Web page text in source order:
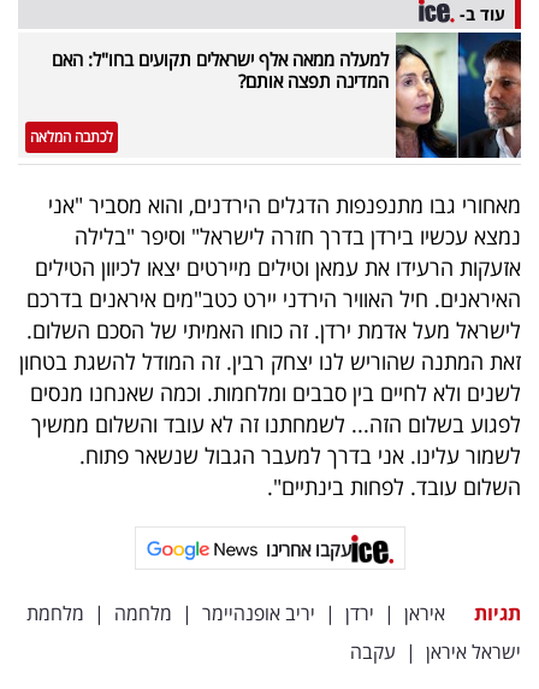
מייל
אדום
פרסמו
באייס
עקבו
אחרינו:
עוד ב-
למעלה ממאה אלף ישראלים תקועים בחו"ל: האם
המדינה תפצה אותם?
לכתבה המלאה
מאחורי גבו מתנפנפות הדגלים הירדנים, והוא מסביר "אני
נמצא עכשיו בירדן בדרך חזרה לישראל" וסיפר "בלילה
אזעקות הרעידו את עמאן וטילים מיירטים יצאו לכיוון הטילים
האיראנים. חיל האוויר הירדני יירט כטב"מים איראנים בדרכם
לישראל מעל אדמת ירדן. זה כוחו האמיתי של הסכם השלום.
זאת המתנה שהוריש לנו יצחק רבין. זה המודל להשגת בטחון
לשנים ולא לחיים בין סבבים ומלחמות. וכמה שאנחנו מנסים
לפגוע בשלום הזה... לשמחתנו זה לא עובד והשלום ממשיך
לשמור עלינו. אני בדרך למעבר הגבול שנשאר פתוח.
השלום עובד. לפחות בינתיים".
עקבו אחרינו
תגיות איראן | ירדן | יריב אופנהיימר | מלחמה | מלחמת
ישראל איראן | עקבה